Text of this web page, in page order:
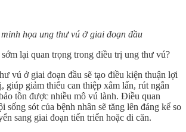
họa ung thư vú ở giai đoạn đầu
lại quan trọng trong điều trị ung thư vú?
vú ở giai đoạn đầu sẽ tạo điều kiện thuận lợi
giúp giảm thiểu can thiệp xâm lấn, rút ngắn
tồn được nhiều mô vú lành. Điều quan
sống sót của bệnh nhân sẽ tăng lên đáng kể so
sang giai đoạn tiến triển hoặc di căn.